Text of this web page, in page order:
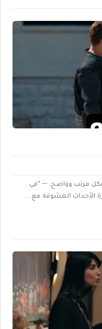
*ملخص مسلسل آسر الحلقة 20* بشكل مرتب وواضح: --- *في
الأحداث المشوقة مع...